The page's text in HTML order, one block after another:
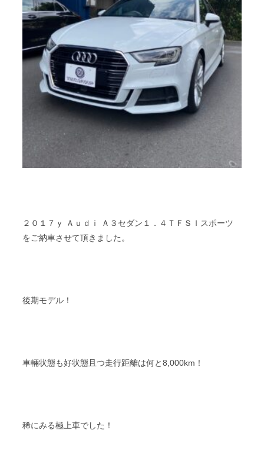
２０１７ｙ Ａｕｄｉ Ａ３セダン１．４ＴＦＳＩスポーツ
をご納車させて頂きました。
後期モデル！
車輛状態も好状態且つ走行距離は何と8,000km！
稀にみる極上車でした！